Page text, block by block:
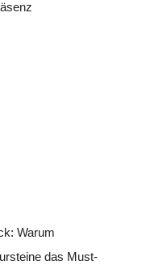
Warum
das Must-